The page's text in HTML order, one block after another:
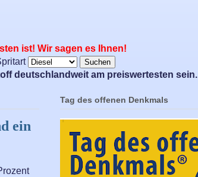
ist! Wir sagen es Ihnen!
Suchen
deutschlandweit am preiswertesten sein.
ein
Tag des offenen Denkmals